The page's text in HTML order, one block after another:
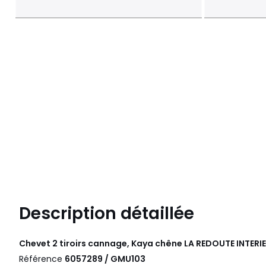
Description détaillée
Chevet 2 tiroirs cannage, Kaya chêne LA REDOUTE
Référence 6057289 / GMU103